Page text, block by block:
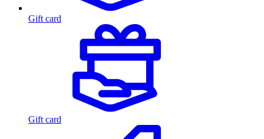
Gift card
Gift card